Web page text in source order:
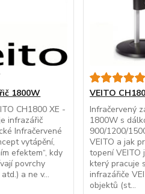
1800W
CH1800 XE -
infrazářič
Infračervené
vytápění,
efektem“, kdy
povrchy
a ne v...
VEITO
Infračervený
1800W s
900/1200/
VEITO a jak
topení VEITO
který pracuje
infrazářiče
objektů (st...